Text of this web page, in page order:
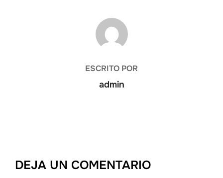
AUTOR DE LA PUBLICACIÓN
ESCRITO POR
admin
DEJA UN COMENTARIO